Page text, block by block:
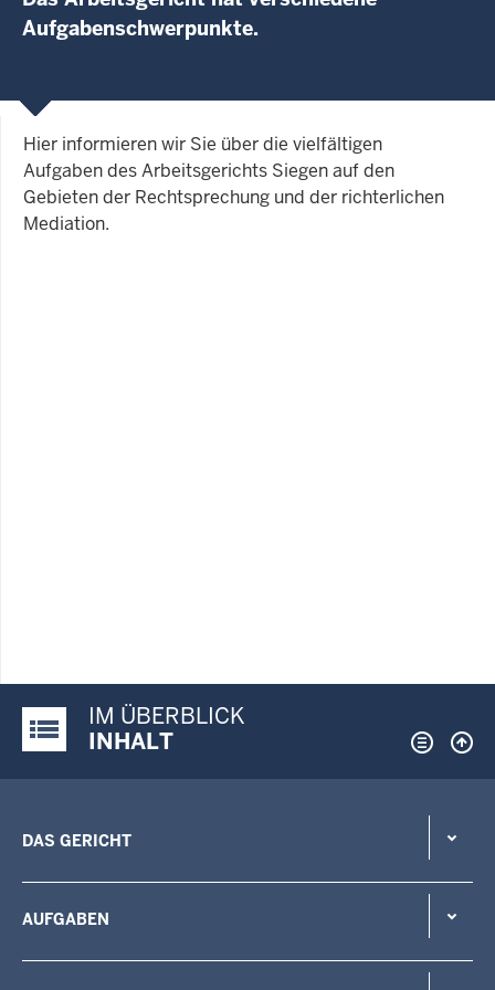
Aufgabenschwerpunkte.
Hier informieren wir Sie über die vielfältigen
Aufgaben des Arbeitsgerichts Siegen auf den
Gebieten der Rechtsprechung und der richterlichen
Mediation.
Justiz-Portal im Überblick:
IM ÜBERBLICK
INHALT
DAS GERICHT
AUFGABEN